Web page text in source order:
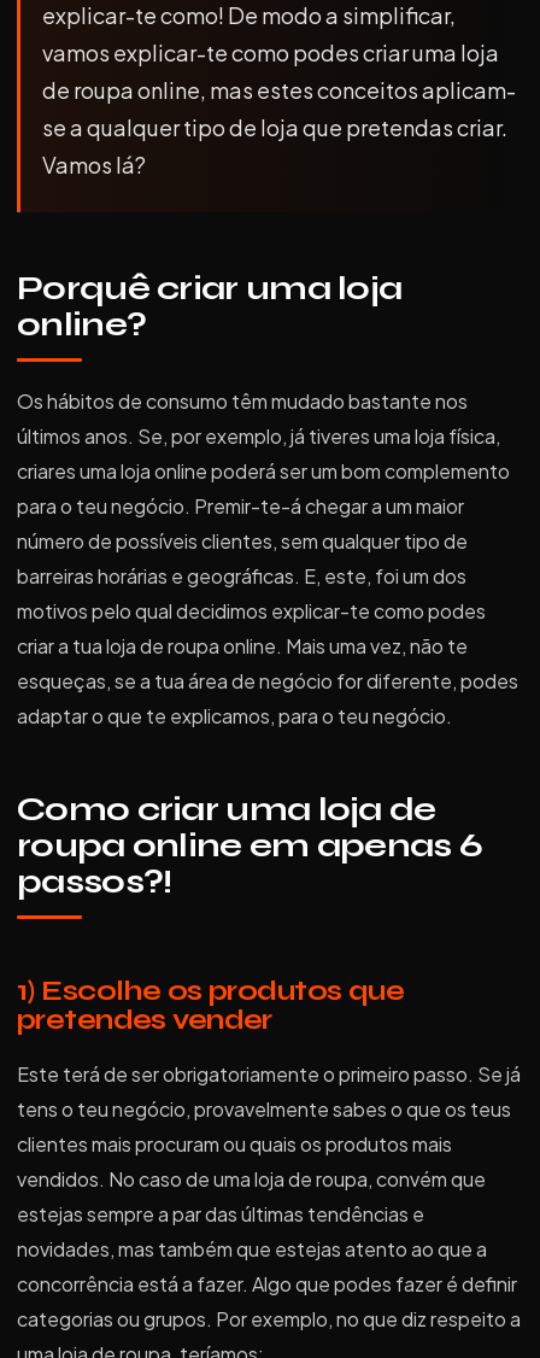
explicar-te como! De modo a simplificar,
vamos explicar-te como podes criar uma loja
de roupa online, mas estes conceitos aplicam-
se a qualquer tipo de loja que pretendas criar.
Vamos lá?
Porquê criar uma loja
online?
Os hábitos de consumo têm mudado bastante nos
últimos anos. Se, por exemplo, já tiveres uma loja física,
criares uma loja online poderá ser um bom complemento
para o teu negócio. Premir-te-á chegar a um maior
número de possíveis clientes, sem qualquer tipo de
barreiras horárias e geográficas. E, este, foi um dos
motivos pelo qual decidimos explicar-te como podes
criar a tua loja de roupa online. Mais uma vez, não te
esqueças, se a tua área de negócio for diferente, podes
adaptar o que te explicamos, para o teu negócio.
Como criar uma loja de
roupa online em apenas 6
passos?!
1) Escolhe os produtos que
pretendes vender
Este terá de ser obrigatoriamente o primeiro passo. Se já
tens o teu negócio, provavelmente sabes o que os teus
clientes mais procuram ou quais os produtos mais
vendidos. No caso de uma loja de roupa, convém que
estejas sempre a par das últimas tendências e
novidades, mas também que estejas atento ao que a
concorrência está a fazer. Algo que podes fazer é definir
categorias ou grupos. Por exemplo, no que diz respeito a